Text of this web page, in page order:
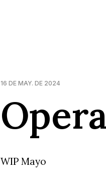
16 DE MAY. DE 2024
WIP Mayo